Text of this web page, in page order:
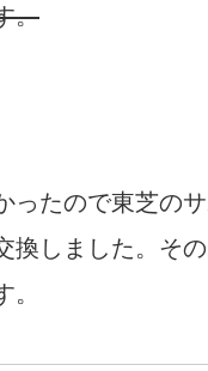
。
ったので東芝の
換しました。そ
。